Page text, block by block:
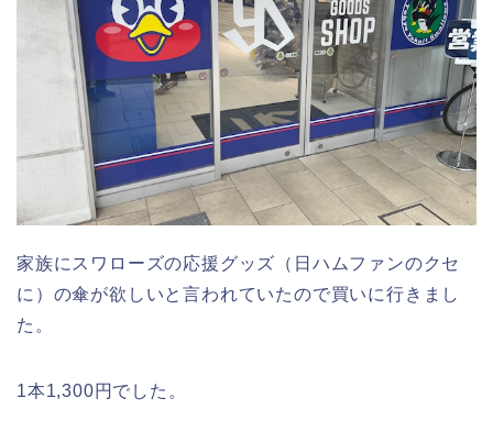
家族にスワローズの応援グッズ（日ハムファンのクセ
に）の傘が欲しいと言われていたので買いに行きまし
た。
1本1,300円でした。